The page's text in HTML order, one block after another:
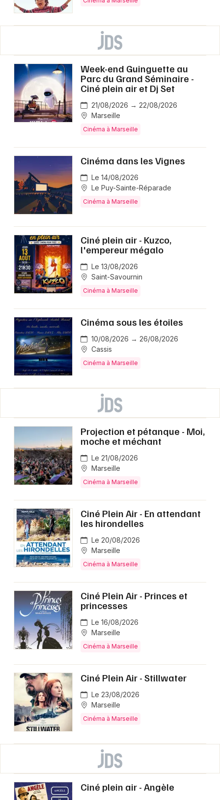
Week-end Guinguette au
Parc du Grand Séminaire -
Ciné plein air et Dj Set
21/08/2026 → 22/08/2026
Marseille
Cinéma à Marseille
Cinéma dans les Vignes
Le 14/08/2026
Le Puy-Sainte-Réparade
Cinéma à Marseille
Ciné plein air - Kuzco,
l'empereur mégalo
Le 13/08/2026
Saint-Savournin
Cinéma à Marseille
Cinéma sous les étoiles
10/08/2026 → 26/08/2026
Cassis
Cinéma à Marseille
Projection et pétanque - Moi,
moche et méchant
Le 21/08/2026
Marseille
Cinéma à Marseille
Ciné Plein Air - En attendant
les hirondelles
Le 20/08/2026
Marseille
Cinéma à Marseille
Ciné Plein Air - Princes et
princesses
Le 16/08/2026
Marseille
Cinéma à Marseille
Ciné Plein Air - Stillwater
Le 23/08/2026
Marseille
Cinéma à Marseille
Ciné plein air - Angèle